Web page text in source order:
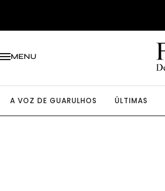
MENU
A VOZ DE GUARULHOS ÚLTIMAS